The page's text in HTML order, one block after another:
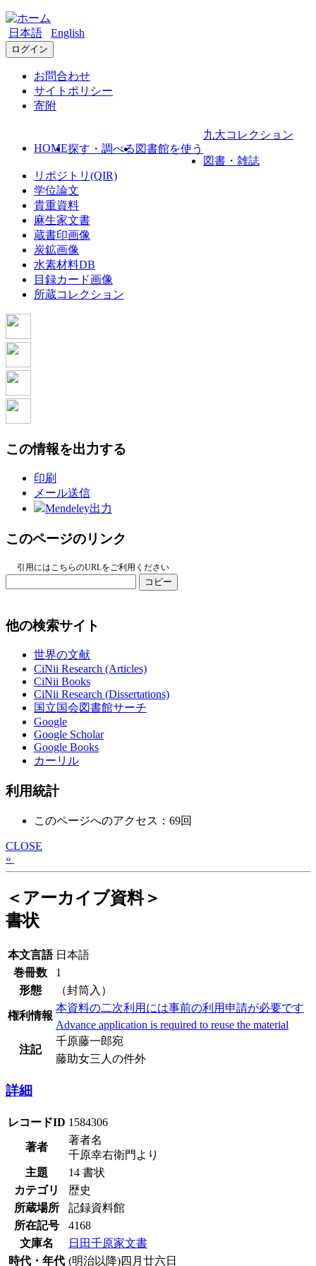
日本語 English
ログイン
お問合わせ
サイトポリシー
寄附
HOME探す・調べる 図書館を使う
九大コレクション
図書・雑誌
リポジトリ(QIR)
学位論文
貴重資料
麻生家文書
蔵書印画像
炭鉱画像
水素材料DB
目録カード画像
所蔵コレクション
この情報を出力する
印刷
メール送信
Mendeley出力
このページのリンク
引用にはこちらのURLをご利用ください
コピー
他の検索サイト
世界の文献
CiNii Research (Articles)
CiNii Books
CiNii Research (Dissertations)
国立国会図書館サーチ
Google
Google Scholar
Google Books
カーリル
利用統計
このページへのアクセス：69回
CLOSE
»
＜アーカイブ資料＞
書状
本文言語 日本語
巻冊数
1
形態
（封筒入）
権利情報
本資料の二次利用には事前の利用申請が必要です
Advance application is required to reuse the material
注記
千原藤一郎宛
藤助女三人の件外
詳細
レコードID 1584306
著者
著者名
千原幸右衛門より
主題
14 書状
カテゴリ
歴史
所蔵場所
記録資料館
所在記号
4168
文庫名
日田千原家文書
時代・年代 (明治以降)四月廿六日